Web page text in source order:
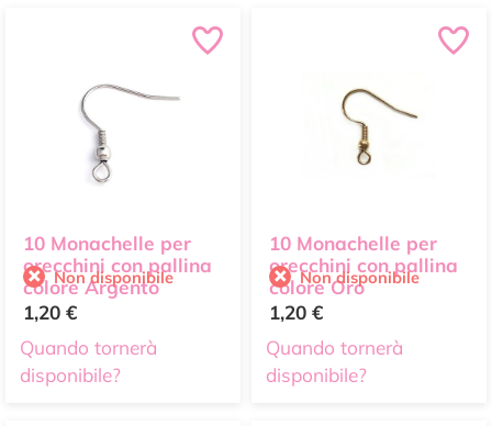
10 Monachelle per
orecchini con pallina
colore Argento
Non disponibile
1,20 €
Quando tornerà
disponibile?
10 Monachelle per
orecchini con pallina
colore Oro
Non disponibile
1,20 €
Quando tornerà
disponibile?